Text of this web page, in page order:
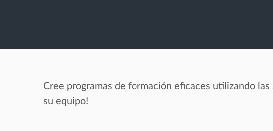
Cree programas de formación eficaces utilizando
su equipo!